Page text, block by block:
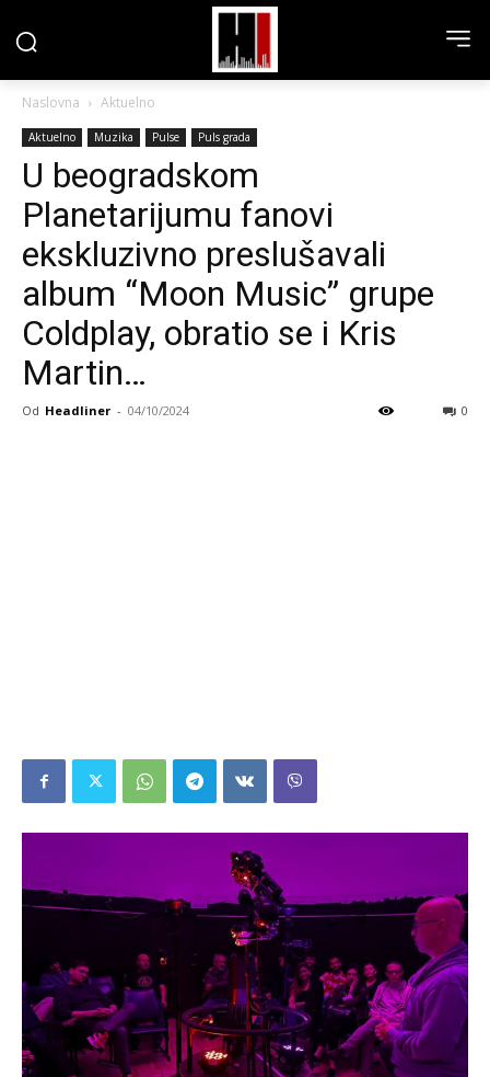
Naslovna Aktuelno
Aktuelno Muzika Pulse Puls grada
U beogradskom
Planetarijumu fanovi
ekskluzivno preslušavali
album “Moon Music” grupe
Coldplay, obratio se i Kris
Martin…
Od Headliner - 04/10/2024 0